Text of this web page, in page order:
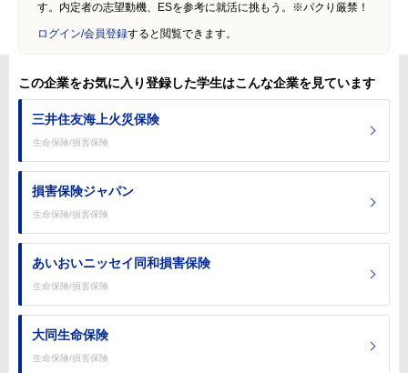
す。内定者の志望動機、ESを参考に就活に挑もう。※パクり厳禁！
ログイン/会員登録すると閲覧できます。
この企業をお気に入り登録した学生はこんな企業を見ています
三井住友海上火災保険
生命保険/損害保険
損害保険ジャパン
生命保険/損害保険
あいおいニッセイ同和損害保険
生命保険/損害保険
大同生命保険
生命保険/損害保険